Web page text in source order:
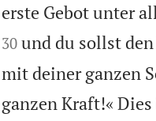
erste Gebot unter
30 und du sollst
mit deiner ganzen
ganzen Kraft!«